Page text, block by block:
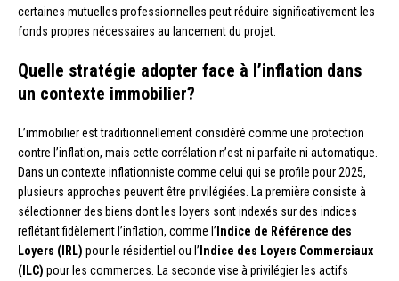
certaines mutuelles professionnelles peut réduire significativement les
fonds propres nécessaires au lancement du projet.
Quelle stratégie adopter face à l’inflation dans
un contexte immobilier?
L’immobilier est traditionnellement considéré comme une protection
contre l’inflation, mais cette corrélation n’est ni parfaite ni automatique.
Dans un contexte inflationniste comme celui qui se profile pour 2025,
plusieurs approches peuvent être privilégiées. La première consiste à
sélectionner des biens dont les loyers sont indexés sur des indices
reflétant fidèlement l’inflation, comme l’Indice de Référence des
Loyers (IRL) pour le résidentiel ou l’Indice des Loyers Commerciaux
(ILC) pour les commerces. La seconde vise à privilégier les actifs